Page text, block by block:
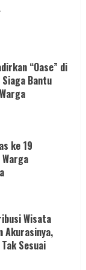
“Oase” di
Siaga Bantu
ke 19
Wisata
Akurasinya,
Sesuai